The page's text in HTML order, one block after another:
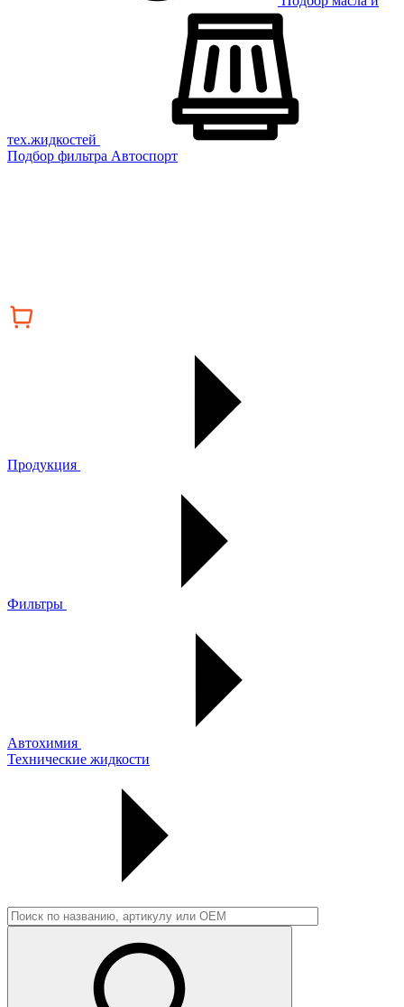
тех.жидкостей
Подбор фильтра Автоспорт
Продукция
Фильтры
Автохимия
Технические жидкости